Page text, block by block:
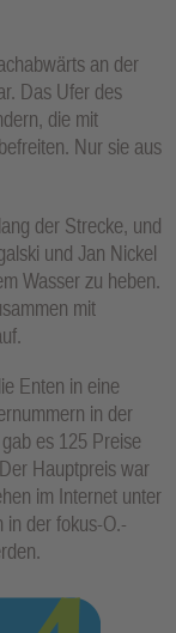
an der
Das Ufer des
die mit
Nur sie aus
der Strecke, und
und Jan Nickel
Wasser zu heben.
mit
Enten in eine
in der
es 125 Preise
Hauptpreis war
im Internet unter
in der fokus-O.-